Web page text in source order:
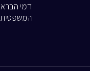
המשפטית